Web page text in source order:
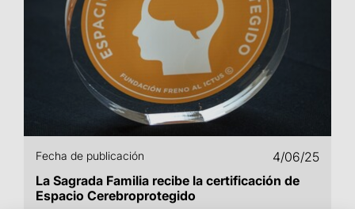
Fecha de publicación
4/06/25
La Sagrada Familia recibe la certificación de
Espacio Cerebroprotegido